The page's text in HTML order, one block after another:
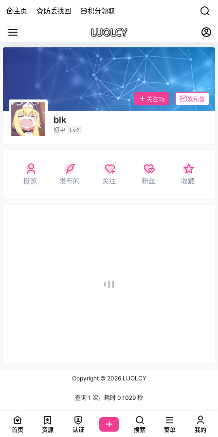
主页 防丢找回 积分领取
blk
初中 Lv2
关注Ta 发私信
概览 发布的 关注 粉丝 收藏
Copyright © 2026LUOLCY
查询 1 次，耗时 0.1029 秒
首页 资源 认证 搜索 菜单 我的